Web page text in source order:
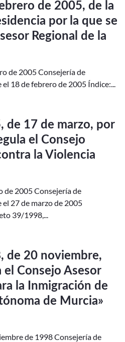
de 2005, de la
por la que se
Regional de la
de 2005 Consejería de
18 de febrero de 2005 Índice:...
de 17 de marzo, por
el Consejo
la Violencia
de 2005 Consejería de
el 27 de marzo de 2005
39/1998,...
de 20 noviembre,
el Consejo Asesor
la Inmigración de
de Murcia»
de 1998 Consejería de